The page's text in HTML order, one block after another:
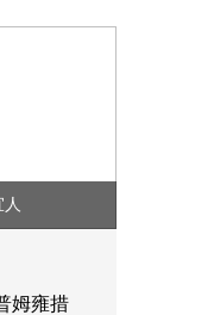
姆雍措